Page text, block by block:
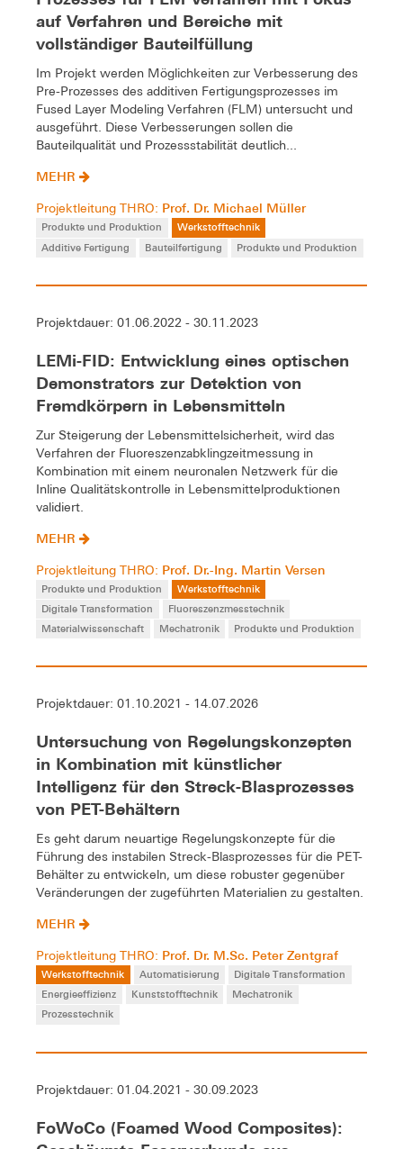
auf Verfahren und Bereiche mit
vollständiger Bauteilfüllung
Im Projekt werden Möglichkeiten zur Verbesserung des
Pre-Prozesses des additiven Fertigungsprozesses im
Fused Layer Modeling Verfahren (FLM) untersucht und
ausgeführt. Diese Verbesserungen sollen die
Bauteilqualität und Prozessstabilität deutlich...
MEHR
Projektleitung THRO: Prof. Dr. Michael Müller
Produkte und Produktion
Werkstofftechnik
Additive Fertigung
Bauteilfertigung Produkte und Produktion
Projektdauer: 01.06.2022 - 30.11.2023
LEMi-FID: Entwicklung eines optischen
Demonstrators zur Detektion von
Fremdkörpern in Lebensmitteln
Zur Steigerung der Lebensmittelsicherheit, wird das
Verfahren der Fluoreszenzabklingzeitmessung in
Kombination mit einem neuronalen Netzwerk für die
Inline Qualitätskontrolle in Lebensmittelproduktionen
validiert.
MEHR
Projektleitung THRO: Prof. Dr.-Ing. Martin Versen
Produkte und Produktion
Werkstofftechnik
Digitale Transformation
Fluoreszenzmesstechnik
Materialwissenschaft
Mechatronik Produkte und Produktion
Projektdauer: 01.10.2021 - 14.07.2026
Untersuchung von Regelungskonzepten
in Kombination mit künstlicher
Intelligenz für den Streck-Blasprozesses
von PET-Behältern
Es geht darum neuartige Regelungskonzepte für die
Führung des instabilen Streck-Blasprozesses für die PET-
Behälter zu entwickeln, um diese robuster gegenüber
Veränderungen der zugeführten Materialien zu gestalten.
MEHR
Projektleitung THRO: Prof. Dr. M.Sc. Peter Zentgraf
Werkstofftechnik Automatisierung
Digitale Transformation
Energieeffizienz
Kunststofftechnik
Mechatronik
Prozesstechnik
Projektdauer: 01.04.2021 - 30.09.2023
FoWoCo (Foamed Wood Composites):